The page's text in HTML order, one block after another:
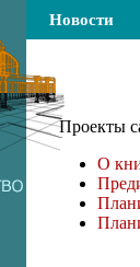
Новости
Проекты
О